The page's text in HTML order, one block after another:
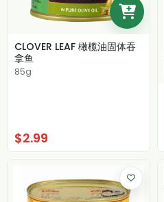
CLOVER LEAF 橄榄油固体吞
拿鱼
85g
$2.99